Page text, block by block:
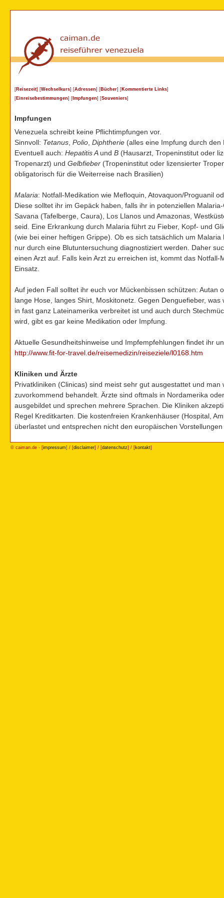
[ Reisezeit] [Wechselkurs] [Adressen] [ Bücher] [ Kommentierte Links]
[ Einreisebestimmungen] [ Impfungen] [Souveniers]
Impfungen
Venezuela schreibt keine Pflichtimpfungen vor.
Sinnvoll: Tetanus Polio Diphtherie (alles eine Impfung durch den
Eventuell auch: Hepatitis A und B (Hausarzt, Tropeninstitut oder
Tropenarzt) und Gelbfieber (Tropeninstitut oder lizensierter
obligatorisch für die Weiterreise nach Brasilien)
Malaria: Notfall-Medikation wie Mefloquin, Atovaquon/Proguanil
Diese solltet ihr im Gepäck haben, falls ihr in potenziellen
Savana (Tafelberge, Caura), Los Llanos und Amazonas,
seid. Eine Erkrankung durch Malaria führt zu Fieber, Kopf- und
(wie bei einer heftigen Grippe). Ob es sich tatsächlich um Malaria
nur durch eine Blutuntersuchung diagnostiziert werden. Daher
einen Arzt auf. Falls kein Arzt zu erreichen ist, kommt das Notfall-
Einsatz.
Auf jeden Fall solltet ihr euch vor Mückenbissen schützen: Autan
lange Hose, langes Shirt, Moskitonetz. Gegen Denguefieber, was
in fast ganz Lateinamerika verbreitet ist und auch durch
wird, gibt es gar keine Medikation oder Impfung.
Aktuelle Gesundheitshinweise und Impfempfehlungen findet ihr
http://www.fit-for-travel.de/reisemedizin/reiseziele/l0168.htm
Kliniken und Ärzte
Privatkliniken (Clinicas) sind meist sehr gut ausgestattet und man
zuvorkommend behandelt. Ärzte sind oftmals in Nordamerika
ausgebildet und sprechen mehrere Sprachen. Die Kliniken
Regel Kreditkarten. Die kostenfreien Krankenhäuser (Hospital,
überlastet und entsprechen nicht den europäischen
© caiman.de - [impressum] / [disclaimer] / [datenschutz] / [kontakt]